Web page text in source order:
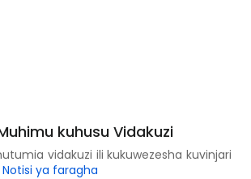
kuhusu Vidakuzi
vidakuzi ili kukuwezesha kuvinjari
Notisi ya faragha